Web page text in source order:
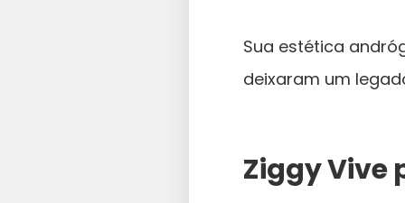
Sua estética
deixaram um
Ziggy Vive